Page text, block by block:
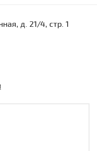
д. 21/4, стр. 1